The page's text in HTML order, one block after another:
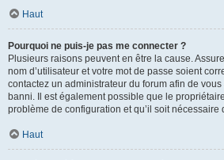
Haut
Pourquoi ne puis-je pas me connecter ?
Plusieurs raisons peuvent en être la cause.
nom d’utilisateur et votre mot de passe soient
contactez un administrateur du forum afin de
banni. Il est également possible que le
problème de configuration et qu’il soit nécessaire
Haut